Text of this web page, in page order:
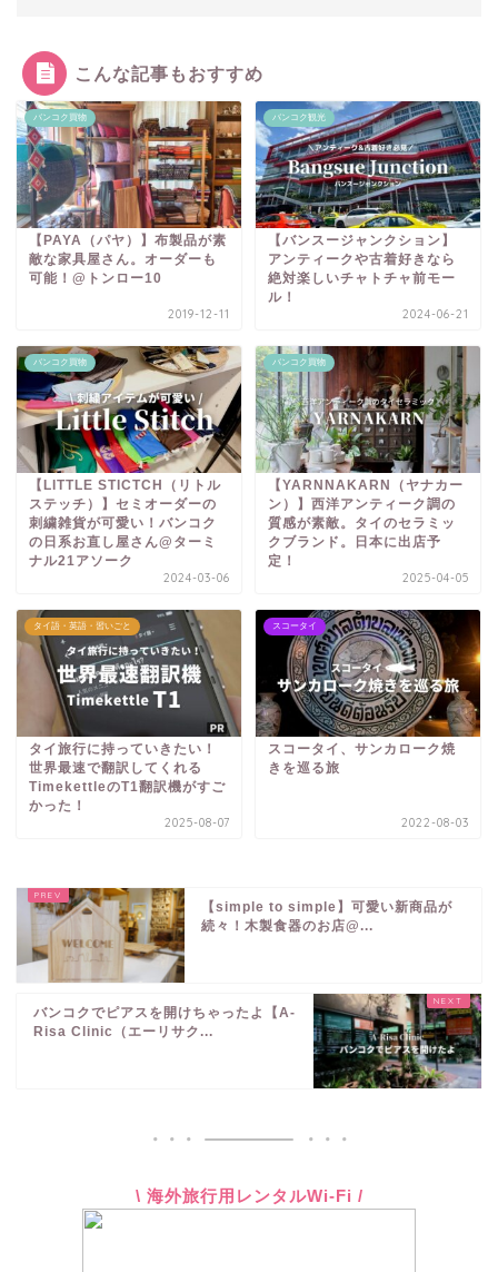
こんな記事もおすすめ
バンコク買物
【PAYA（パヤ）】布製品が素
敵な家具屋さん。オーダーも
可能！@トンロー10
2019-12-11
バンコク観光
【バンスージャンクション】
アンティークや古着好きなら
絶対楽しいチャトチャ前モー
ル！
2024-06-21
バンコク買物
【LITTLE STICTCH（リトル
ステッチ）】セミオーダーの
刺繍雑貨が可愛い！バンコク
の日系お直し屋さん@ターミ
ナル21アソーク
2024-03-06
バンコク買物
【YARNNAKARN（ヤナカー
ン）】西洋アンティーク調の
質感が素敵。タイのセラミッ
クブランド。日本に出店予
定！
2025-04-05
タイ語・英語・習いごと
タイ旅行に持っていきたい！
世界最速で翻訳してくれる
TimekettleのT1翻訳機がすご
かった！
2025-08-07
スコータイ
スコータイ、サンカローク焼
きを巡る旅
2022-08-03
【simple to simple】可愛い新商品が
続々！木製食器のお店@...
バンコクでピアスを開けちゃったよ【A-
Risa Clinic（エーリサク...
\ 海外旅行用レンタルWi-Fi /